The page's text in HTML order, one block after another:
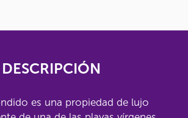
DESCRIPCIÓN
es una propiedad de lujo